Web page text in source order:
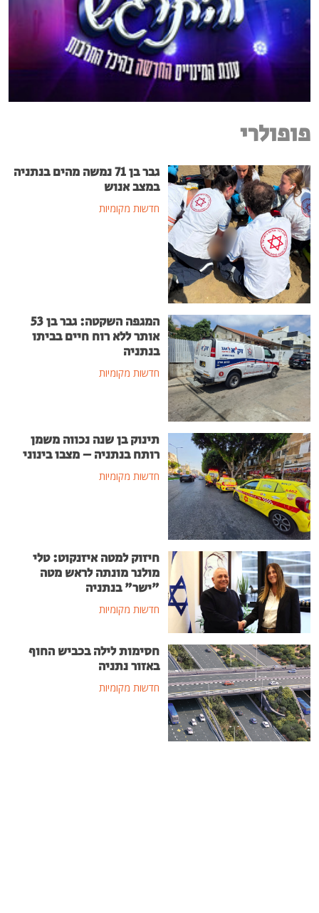
פופולרי
גבר בן 71 נמשה מהים בנתניה
במצב אנוש
חדשות מקומיות
המגפה השקטה: גבר בן 53
אותר ללא רוח חיים בביתו
בנתניה
חדשות מקומיות
תינוק בן שנה נכווה משמן
רותח בנתניה – מצבו בינוני
חדשות מקומיות
חיזוק למטה איזנקוט: טלי
מולנר מונתה לראש מטה
"ישר" בנתניה
חדשות מקומיות
חסימות לילה בכביש החוף
באזור נתניה
חדשות מקומיות